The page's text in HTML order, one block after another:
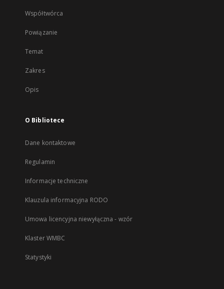
Współtwórca
Powiązanie
Temat
Zakres
Opis
O Bibliotece
Dane kontaktowe
Regulamin
Informacje techniczne
Klauzula informacyjna RODO
Umowa licencyjna niewyłączna - wzór
Klaster WMBC
Statystyki